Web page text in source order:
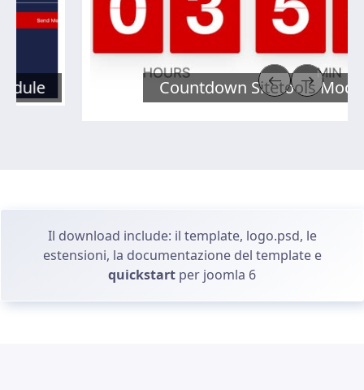
Countdown Sitetools Module
Il download include: il template, logo.psd, le
estensioni, la documentazione del template e
quickstart per joomla 6